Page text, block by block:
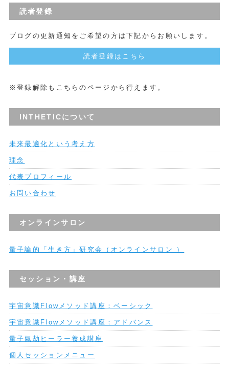
読者登録
ブログの更新通知をご希望の方は下記からお願いします。
読者登録はこちら
※登録解除もこちらのページから行えます。
INTHETICについて
未来最適化という考え方
理念
代表プロフィール
お問い合わせ
オンラインサロン
量子論的「生き方」研究会（オンラインサロン ）
セッション・講座
宇宙意識Flowメソッド講座：ベーシック
宇宙意識Flowメソッド講座：アドバンス
量子氣劫ヒーラー養成講座
個人セッションメニュー